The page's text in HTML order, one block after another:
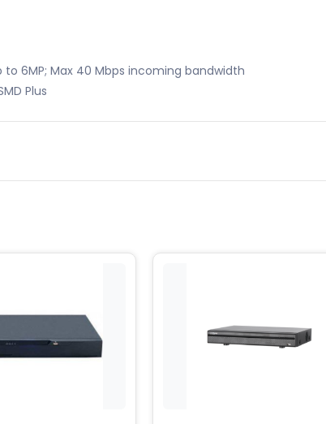
6MP; Max 40 Mbps incoming bandwidth
Plus